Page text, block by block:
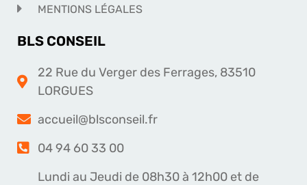
MENTIONS LÉGALES
BLS CONSEIL
22 Rue du Verger des Ferrages, 83510
LORGUES
accueil@blsconseil.fr
04 94 60 33 00
Lundi au Jeudi de 08h30 à 12h00 et de